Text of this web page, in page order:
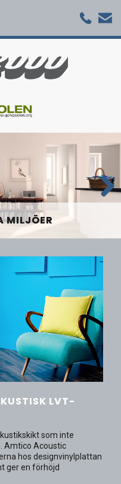
MILJÖER
Next
LVT-
som inte
Amtico Acoustic
hos designvinylplattan
ger en förhöjd